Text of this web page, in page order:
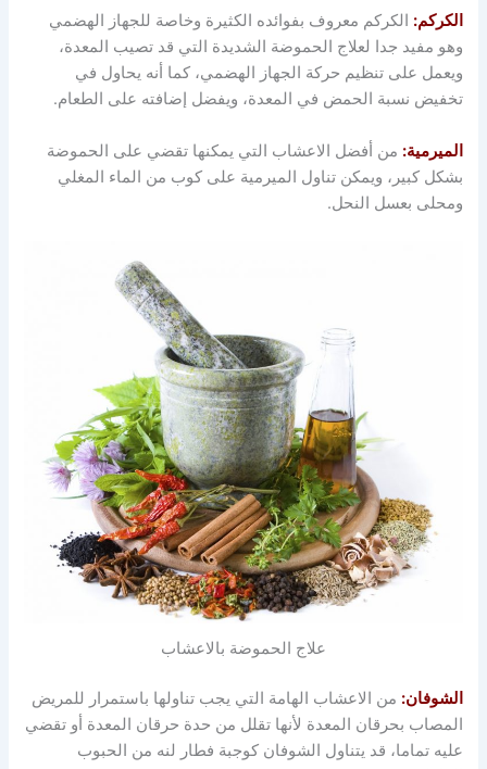
الكركم: الكركم معروف بفوائده الكثيرة وخاصة للجهاز الهضمي
وهو مفيد جدا لعلاج الحموضة الشديدة التي قد تصيب المعدة،
ويعمل على تنظيم حركة الجهاز الهضمي، كما أنه يحاول في
تخفيض نسبة الحمض في المعدة، ويفضل إضافته على الطعام.
الميرمية: من أفضل الاعشاب التي يمكنها تقضي على الحموضة
بشكل كبير، ويمكن تناول الميرمية على كوب من الماء المغلي
ومحلى بعسل النحل.
علاج الحموضة بالاعشاب
الشوفان: من الاعشاب الهامة التي يجب تناولها باستمرار للمريض
المصاب بحرقان المعدة لأنها تقلل من حدة حرقان المعدة أو تقضي
عليه تماما، قد يتناول الشوفان كوجبة فطار لنه من الحبوب